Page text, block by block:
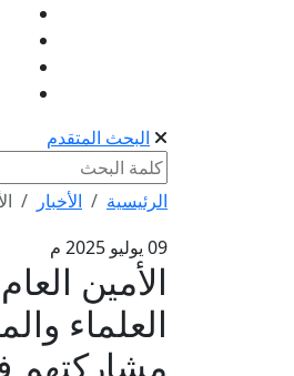
البحث المتقدم
الرئيسية الأخبار
09 يوليو 2025 م
الأمين
العلماء
مشاركتهم